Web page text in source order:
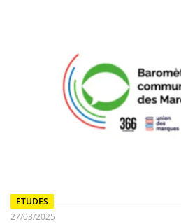
ETUDES
27/03/2025